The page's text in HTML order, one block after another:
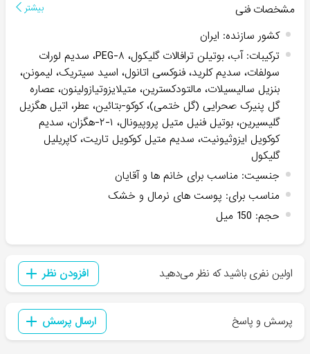
مشخصات فنی بیشتر
کشور سازنده: ایران
ترکیبات:
آب، بوتیلن ترافالات گلیکول، PEG-۸، سدیم لورات
سولفات، سدیم کلرید، فنوکسی اتانول، اسید سیتریک، لیمونن،
بنزیل سالیسیلات، مالتودکسترین، متیلایزوتیازولینون، عصاره
گل پنیرک صحرایی (گل ختمی)، کوکو-بتائین، عطر، اتیل هگزیل
گلیسیرین، بوتیل فنیل متیل پروپیونال، ۱-۲-هگزان، سدیم
کوکویل ایزوثیونیت، سدیم متیل کوکویل تاریت، کاپریلیل
گلیکول
جنسیت: مناسب برای خانم ها و آقایان
مناسب برای: پوست های نرمال و خشک
حجم: 150 میل
اولین نفری باشید که نظر می‌دهید افزودن نظر
پرسش و پاسخ ارسال پرسش